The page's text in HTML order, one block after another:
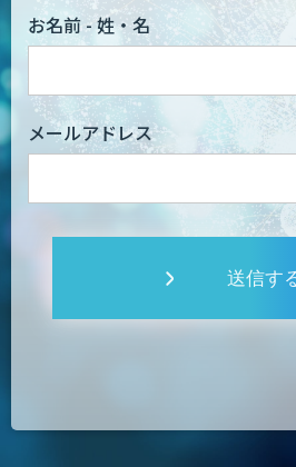
お名前 - 姓・名
メールアドレス
送信す